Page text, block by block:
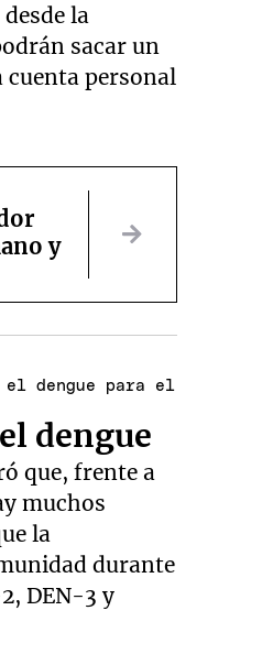
la
sacar un
cuenta personal
y
el dengue para el
dengue
que, frente a
muchos
la
durante
DEN-3 y